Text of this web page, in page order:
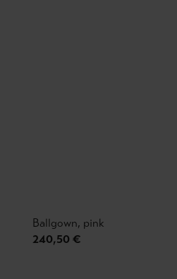
Ballgown, pink
240,50 €